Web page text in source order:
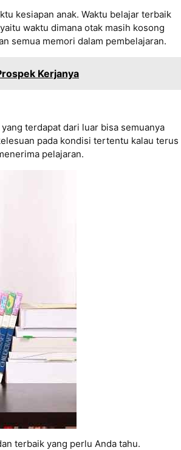
kesiapan anak. Waktu belajar terbaik
waktu dimana otak masih kosong
semua memori dalam pembelajaran.
Kerjanya
terdapat dari luar bisa semuanya
pada kondisi tertentu kalau terus
pelajaran.
terbaik yang perlu Anda tahu.